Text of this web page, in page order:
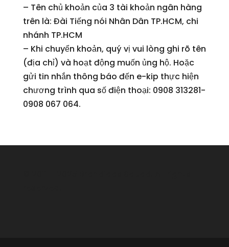
– Tên chủ khoản của 3 tài khoản ngân hàng
trên là: Đài Tiếng nói Nhân Dân TP.HCM, chi
nhánh TP.HCM
– Khi chuyển khoản, quý vị vui lòng ghi rõ tên
(địa chỉ) và hoạt động muốn ủng hộ. Hoặc
gửi tin nhắn thông báo đến e-kip thực hiện
chương trình qua số điện thoại: 0908 313281-
0908 067 064.